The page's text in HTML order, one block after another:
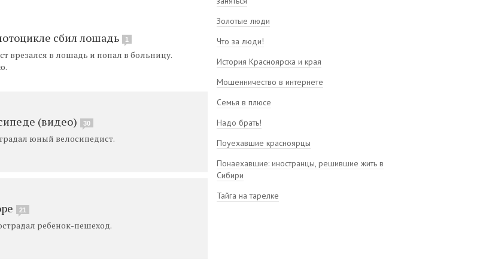
сбил лошадь 1
врезался в лошадь и попал в больницу.
(видео) 30
юный велосипедист.
21
ребенок-пешеход.
Золотые люди
Что за люди!
История Красноярска и края
Мошенничество в интернете
Семья в плюсе
Надо брать!
Поуехавшие красноярцы
Понаехавшие: иностранцы, решившие жить в
Сибири
Тайга на тарелке